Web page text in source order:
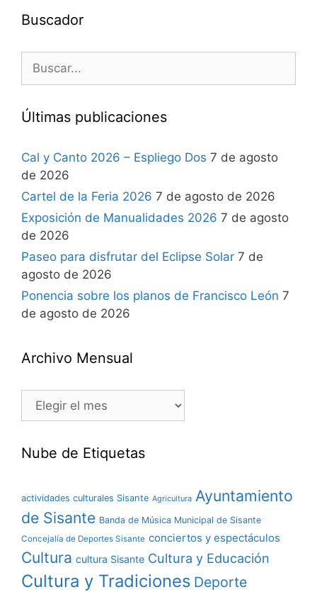
Buscador
Últimas publicaciones
Cal y Canto 2026 – Espliego Dos 7 de agosto
de 2026
Cartel de la Feria 2026 7 de agosto de 2026
Exposición de Manualidades 2026 7 de agosto
de 2026
Paseo para disfrutar del Eclipse Solar 7 de
agosto de 2026
Ponencia sobre los planos de Francisco León 7
de agosto de 2026
Archivo Mensual
Nube de Etiquetas
actividades culturales Sisante Agricultura Ayuntamiento
de Sisante Banda de Música Municipal de Sisante
Concejalía de Deportes Sisante conciertos y espectáculos
Cultura cultura Sisante Cultura y Educación
Cultura y Tradiciones Deporte